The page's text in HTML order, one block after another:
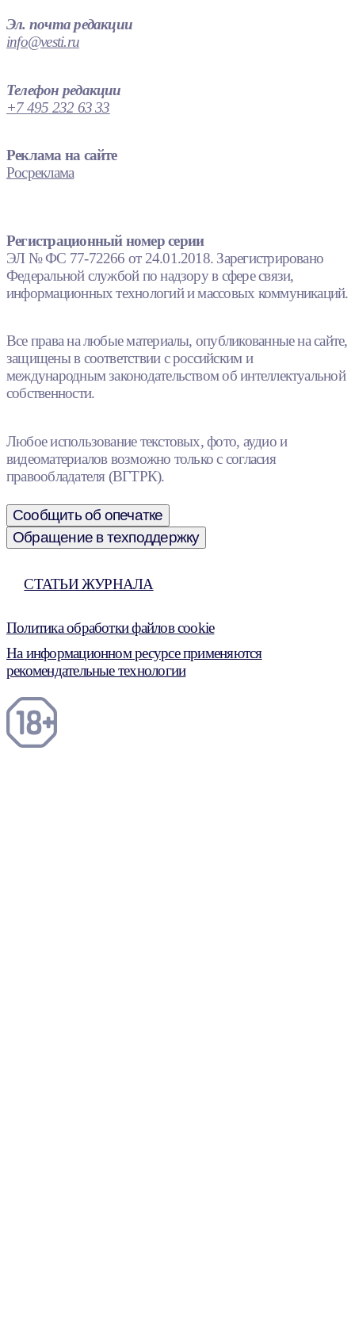
Эл. почта редакции
info@vesti.ru
Телефон редакции
+7 495 232 63 33
Реклама на сайте
Росреклама
Регистрационный номер серии
ЭЛ № ФС 77-72266 от 24.01.2018. Зарегистрировано
Федеральной службой по надзору в сфере связи,
информационных технологий и массовых коммуникаций.
Все права на любые материалы, опубликованные на сайте,
защищены в соответствии с российским и
международным законодательством об интеллектуальной
собственности.
Любое использование текстовых, фото, аудио и
видеоматериалов возможно только с согласия
правообладателя (ВГТРК).
Сообщить об опечатке
Обращение в техподдержку
СТАТЬИ ЖУРНАЛА
Политика обработки файлов cookie
На информационном ресурсе применяются
рекомендательные технологии